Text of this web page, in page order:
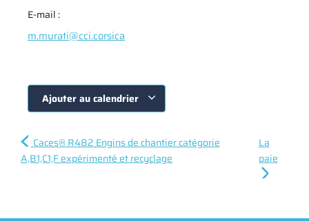
E-mail :
m.murati@cci.corsica
Ajouter au calendrier
Caces® R482 Engins de chantier catégorie
A,B1,C1,F expérimenté et recyclage
La
paie